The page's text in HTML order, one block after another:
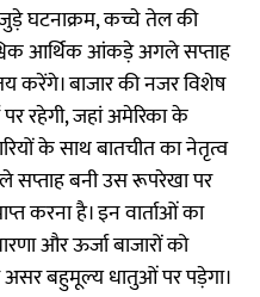
जुड़े घटनाक्रम, कच्चे तेल की
आर्थिक आंकड़े अगले सप्ताह
करेंगे। बाजार की नजर विशेष
रहेगी, जहां अमेरिका के
के साथ बातचीत का नेतृत्व
सप्ताह बनी उस रूपरेखा पर
करना है। इन वार्ताओं का
और ऊर्जा बाजारों को
असर बहुमूल्य धातुओं पर पड़ेगा।